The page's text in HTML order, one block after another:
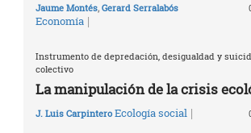
Jaume Montés, Gerard Serralabós
Economía |
Instrumento de depredación, desigualdad y
colectivo
La manipulación de la crisis
J. Luis Carpintero Ecología social |